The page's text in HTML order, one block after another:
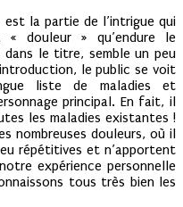
la partie de l’intrigue qui
douleur » qu’endure le
le titre, semble un peu
le public se voit
liste de maladies et
principal. En fait, il
les maladies existantes !
nombreuses douleurs, où il
répétitives et n’apportent
expérience personnelle
tous très bien les